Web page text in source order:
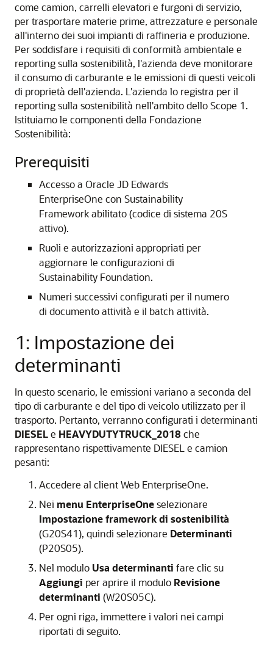
come camion, carrelli elevatori e furgoni di servizio,
per trasportare materie prime, attrezzature e personale
all'interno dei suoi impianti di raffineria e produzione.
Per soddisfare i requisiti di conformità ambientale e
reporting sulla sostenibilità, l'azienda deve monitorare
il consumo di carburante e le emissioni di questi veicoli
di proprietà dell'azienda. L'azienda lo registra per il
reporting sulla sostenibilità nell'ambito dello Scope 1.
Istituiamo le componenti della Fondazione
Sostenibilità:
Prerequisiti
Accesso a Oracle JD Edwards
EnterpriseOne con Sustainability
Framework abilitato (codice di sistema 20S
attivo).
Ruoli e autorizzazioni appropriati per
aggiornare le configurazioni di
Sustainability Foundation.
Numeri successivi configurati per il numero
di documento attività e il batch attività.
1: Impostazione dei
determinanti
In questo scenario, le emissioni variano a seconda del
tipo di carburante e del tipo di veicolo utilizzato per il
trasporto. Pertanto, verranno configurati i determinanti
DIESELe HEAVYDUTYTRUCK_2018 che
rappresentano rispettivamente DIESEL e camion
pesanti:
Accedere al client Web EnterpriseOne.
Nei menu EnterpriseOneselezionare
Impostazione framework di sostenibilità
(G20S41), quindi selezionare Determinanti
(P20S05).
Nel modulo Usa determinanti fare clic su
Aggiungi per aprire il modulo Revisione
determinanti (W20S05C).
Per ogni riga, immettere i valori nei campi
riportati di seguito.